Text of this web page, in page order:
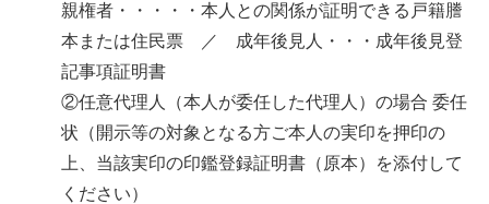
親権者・・・・・本人との関係が証明できる戸籍謄
本または住民票 ／ 成年後見人・・・成年後見登
記事項証明書
②任意代理人（本人が委任した代理人）の場合 委任
状（開示等の対象となる方ご本人の実印を押印の
上、当該実印の印鑑登録証明書（原本）を添付して
ください）